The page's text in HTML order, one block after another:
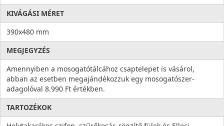
KIVÁGÁSI MÉRET
390x480 mm
MEGJEGYZÉS
Amennyiben a mosogatótálcához csaptelepet is vásárol,
abban az esetben megajándékozzuk egy mosogatószer-
adagolóval 8.990 Ft értékben.
TARTOZÉKOK